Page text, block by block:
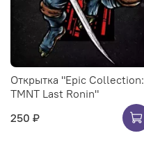
Открытка "Epic Collection:
TMNT Last Ronin"
250 ₽